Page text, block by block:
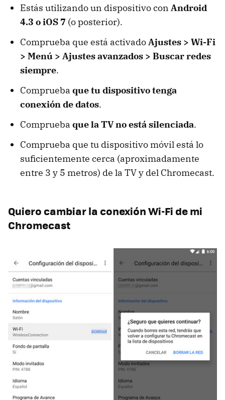
Estás utilizando un dispositivo con Android
4.3 o iOS 7 (o posterior).
Comprueba que está activadoAjustes > Wi-Fi
> Menú > Ajustes avanzados > Buscar redes
siempre.
Comprueba que tu dispositivo tenga
conexión de datos.
Comprueba que la TV no está silenciada.
Comprueba que tu dispositivo móvil está lo
suficientemente cerca (aproximadamente
entre 3 y 5 metros) de la TV y del Chromecast.
Quiero cambiar la conexión Wi-Fi de mi
Chromecast